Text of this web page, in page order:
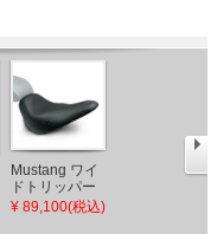
Mustang ワイ
ドトリッパー
ソロシート
¥ 89,100(税込)
キラーカスタ